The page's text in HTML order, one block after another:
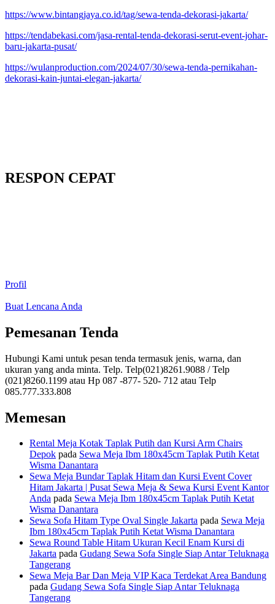
https://www.bintangjaya.co.id/tag/sewa-tenda-dekorasi-jakarta/
https://tendabekasi.com/jasa-rental-tenda-dekorasi-serut-event-johar-
baru-jakarta-pusat/
https://wulanproduction.com/2024/07/30/sewa-tenda-pernikahan-
dekorasi-kain-juntai-elegan-jakarta/
RESPON CEPAT
Profil
Buat Lencana Anda
Pemesanan Tenda
Hubungi Kami untuk pesan tenda termasuk jenis, warna, dan
ukuran yang anda minta. Telp. Telp(021)8261.9088 / Telp
(021)8260.1199 atau Hp 087 -877- 520- 712 atau Telp
085.777.333.808
Memesan
Rental Meja Kotak Taplak Putih dan Kursi Arm Chairs
Depok pada Sewa Meja Ibm 180x45cm Taplak Putih Ketat
Wisma Danantara
Sewa Meja Bundar Taplak Hitam dan Kursi Event Cover
Hitam Jakarta | Pusat Sewa Meja & Sewa Kursi Event Kantor
Anda pada Sewa Meja Ibm 180x45cm Taplak Putih Ketat
Wisma Danantara
Sewa Sofa Hitam Type Oval Single Jakarta pada Sewa Meja
Ibm 180x45cm Taplak Putih Ketat Wisma Danantara
Sewa Round Table Hitam Ukuran Kecil Enam Kursi di
Jakarta pada Gudang Sewa Sofa Single Siap Antar Teluknaga
Tangerang
Sewa Meja Bar Dan Meja VIP Kaca Terdekat Area Bandung
pada Gudang Sewa Sofa Single Siap Antar Teluknaga
Tangerang